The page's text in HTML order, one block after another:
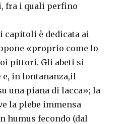
fra i quali perfino
capitoli è dedicata ai
«proprio come lo
pittori. Gli abeti si
in lontananza,il
una piana di lacca»; la
la plebe immensa
humus fecondo (dal